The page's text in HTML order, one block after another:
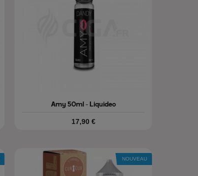
Amy 50ml - Liquideo
Prix
17,90 €
NOUVEAU